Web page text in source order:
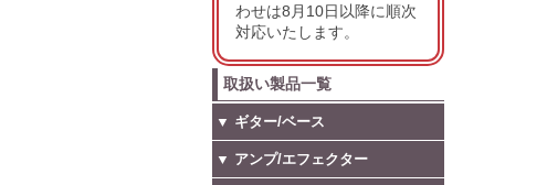
わせは8月10日以降に順次
対応いたします。
取扱い製品一覧
▼ ギター/ベース
▼ アンプ/エフェクター